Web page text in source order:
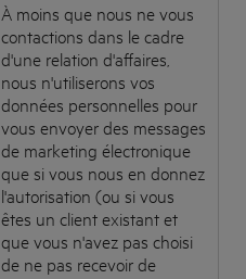
À moins que nous ne vous
contactions dans le cadre
d'une relation d'affaires,
nous n'utiliserons vos
données personnelles pour
vous envoyer des messages
de marketing électronique
que si vous nous en donnez
l'autorisation (ou si vous
êtes un client existant et
que vous n'avez pas choisi
de ne pas recevoir de